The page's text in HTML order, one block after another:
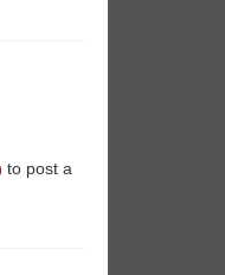
to post a